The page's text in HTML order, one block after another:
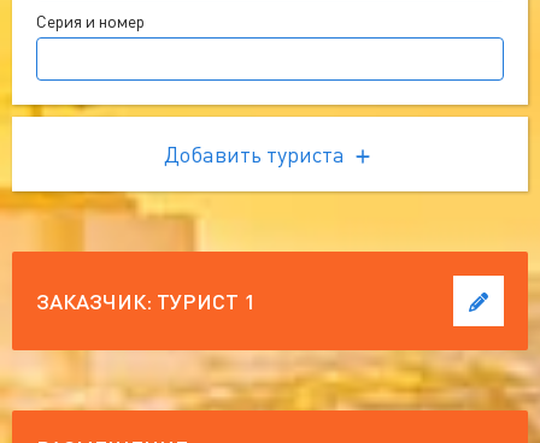
Серия и номер
Добавить туриста
ЗАКАЗЧИК: ТУРИСТ 1